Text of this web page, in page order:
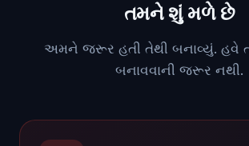
તમને શું મળે છે
અમને જરૂર હતી તેથી બનાવ્યું. હવે
બનાવવાની જરૂર નથી.